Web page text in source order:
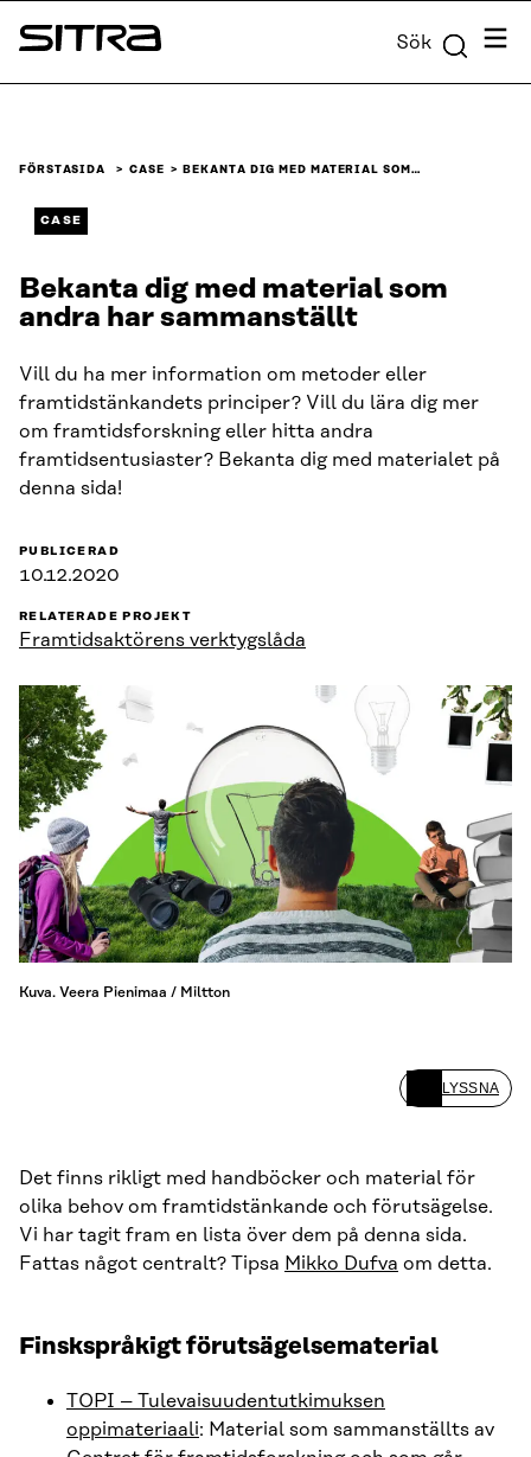
Skip to
content
Sitra Sök Meny
FÖRSTASIDA CASE BEKANTA DIG MED MATERIAL SOM…
CASE
Bekanta dig med material som
andra har sammanställt
Vill du ha mer information om metoder eller
framtidstänkandets principer? Vill du lära dig mer
om framtidsforskning eller hitta andra
framtidsentusiaster? Bekanta dig med materialet på
denna sida!
PUBLICERAD
10.12.2020
RELATERADE PROJEKT
Framtidsaktörens verktygslåda
Kuva. Veera Pienimaa / Miltton
LYSSNA
Det finns rikligt med handböcker och material för
olika behov om framtidstänkande och förutsägelse.
Vi har tagit fram en lista över dem på denna sida.
Fattas något centralt? Tipsa Mikko Dufva om detta.
Finskspråkigt förutsägelsematerial
TOPI – Tulevaisuudentutkimuksen
oppimateriaali: Material som sammanställts av